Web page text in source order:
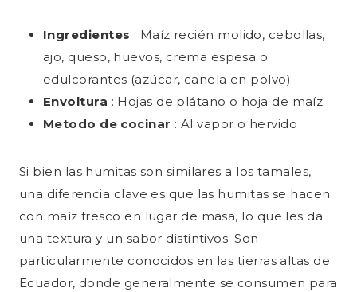
Ingredientes : Maíz recién molido, cebollas,
ajo, queso, huevos, crema espesa o
edulcorantes (azúcar, canela en polvo)
Envoltura : Hojas de plátano o hoja de maíz
Metodo de cocinar : Al vapor o hervido
Si bien las humitas son similares a los tamales,
una diferencia clave es que las humitas se hacen
con maíz fresco en lugar de masa, lo que les da
una textura y un sabor distintivos. Son
particularmente conocidos en las tierras altas de
Ecuador, donde generalmente se consumen para